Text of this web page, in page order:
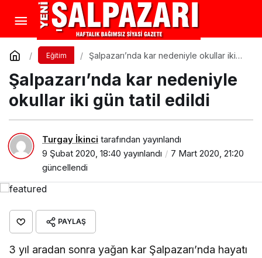
Eğitim
Şalpazarı’nda kar nedeniyle okullar iki
Şalpazarı’nda kar nedeniyle
okullar iki gün tatil edildi
Turgay İkinci tarafından yayınlandı
9 Şubat 2020, 18:40 yayınlandı
7 Mart 2020, 21:20
güncellendi
PAYLAŞ
3 yıl aradan sonra yağan kar Şalpazarı’nda hayatı